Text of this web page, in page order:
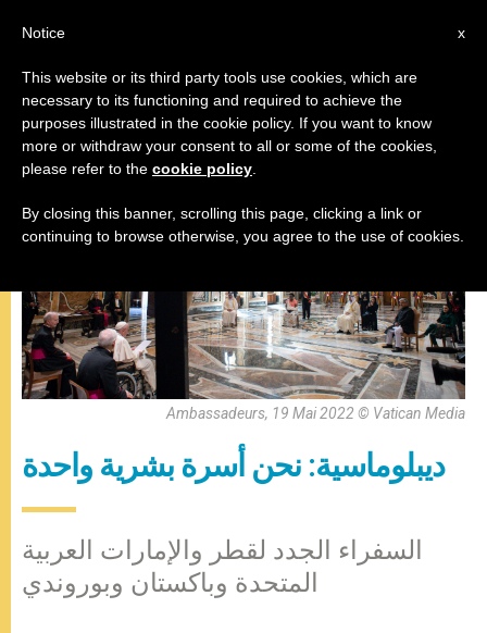
البابا فرنسيس
Ambassadeurs, 19 Mai 2022 © Vatican Media
ديبلوماسية: نحن أسرة بشرية واحدة
السفراء الجدد لقطر والإمارات العربية
المتحدة وباكستان وبوروندي
x
Notice
This website or its third party tools use cookies, which are
necessary to its functioning and required to achieve the
purposes illustrated in the cookie policy. If you want to know
more or withdraw your consent to all or some of the cookies,
please refer to the cookie policy
By closing this banner, scrolling this page, clicking a link or
continuing to browse otherwise, you agree to the use of cookies.